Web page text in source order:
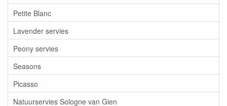
Petite Blanc
Lavender servies
Peony servies
Seasons
Picasso
Natuurservies Sologne van Gien